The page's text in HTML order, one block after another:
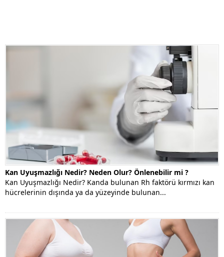
Kan Uyuşmazlığı Nedir? Neden Olur? Önlenebilir mi ?
Kan Uyuşmazlığı Nedir? Kanda bulunan Rh faktörü kırmızı kan
hücrelerinin dışında ya da yüzeyinde bulunan...